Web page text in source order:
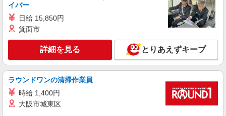
福島県白河市 【最寄駅】JR東北本線「白坂」
キープ 詳細を見る
業務委託
SOMPOヘルスサポート株式会社 全支援対応コース
保健師・管理栄養士 特定保健指導
業所一括面談(対面) 1日：10,000円〜14,716円 ・
イバー
日給 15,850円
箕面市
詳細を見る とりあえずキープ
ラウンドワンの清掃作業員
時給 1,400円
大阪市城東区